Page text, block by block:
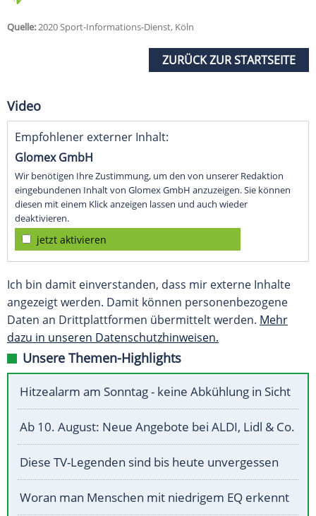
Quelle:2020 Sport-Informations-Dienst, Köln
ZURÜCK ZUR STARTSEITE
Video
Empfohlener externer Inhalt:
Glomex GmbH
Wir benötigen Ihre Zustimmung, um den von unserer Redaktion
eingebundenen Inhalt von Glomex GmbH anzuzeigen. Sie können
diesen mit einem Klick anzeigen lassen und auch wieder
deaktivieren.
jetzt aktivieren
Ich bin damit einverstanden, dass mir externe Inhalte
angezeigt werden. Damit können personenbezogene
Daten an Drittplattformen übermittelt werden. Mehr
dazu in unseren Datenschutzhinweisen.
Unsere Themen-Highlights
Hitzealarm am Sonntag - keine Abkühlung in Sicht
Ab 10. August: Neue Angebote bei ALDI, Lidl & Co.
Diese TV-Legenden sind bis heute unvergessen
Woran man Menschen mit niedrigem EQ erkennt